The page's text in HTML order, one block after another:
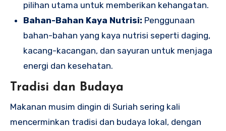
pilihan utama untuk memberikan kehangatan.
Bahan-Bahan Kaya Nutrisi: Penggunaan
bahan-bahan yang kaya nutrisi seperti daging,
kacang-kacangan, dan sayuran untuk menjaga
energi dan kesehatan.
Tradisi dan Budaya
Makanan musim dingin di Suriah sering kali
mencerminkan tradisi dan budaya lokal, dengan